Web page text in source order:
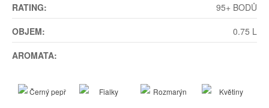
RATING:
95+ BODŮ
OBJEM:
0.75 L
AROMATA: